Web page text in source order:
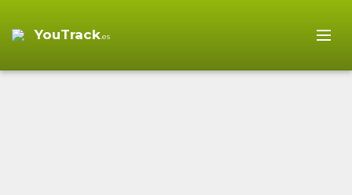
YouTrack.es